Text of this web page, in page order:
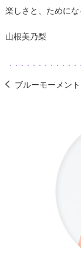
楽しさと、ためにな
山根美乃梨
ブルーモーメント